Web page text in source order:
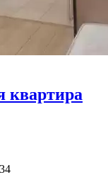
квартира